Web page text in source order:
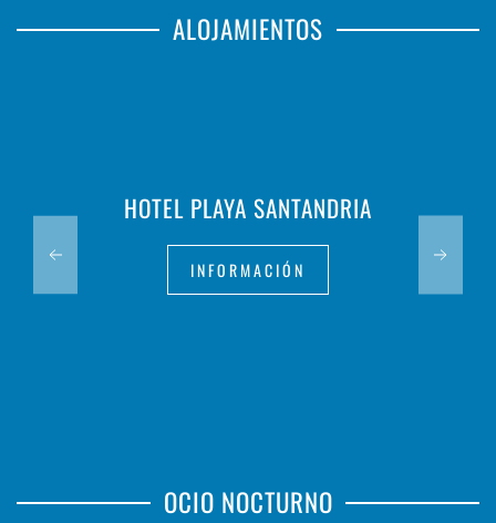
ALOJAMIENTOS
HOTEL PLAYA SANTANDRIA
INFORMACIÓN
OCIO NOCTURNO